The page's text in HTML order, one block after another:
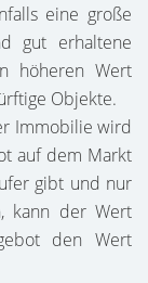
eine große
gut erhaltene
höheren Wert
Objekte.
Immobilie wird
auf dem Markt
gibt und nur
kann der Wert
den Wert